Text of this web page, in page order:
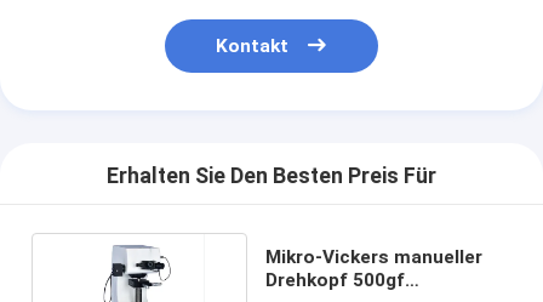
Kontakt
Erhalten Sie Den Besten Preis Für
Mikro-Vickers manueller
Drehkopf 500gf